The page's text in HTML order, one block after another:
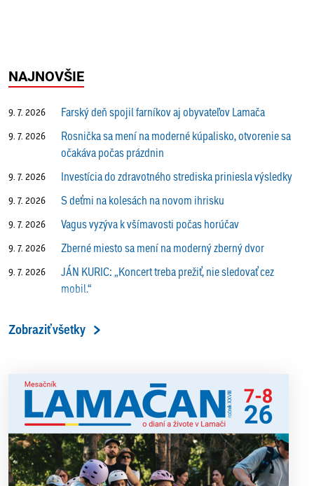
NAJNOVŠIE
9. 7. 2026 Farský deň spojil farníkov aj obyvateľov Lamača
9. 7. 2026
Rosnička sa mení na moderné kúpalisko, otvorenie sa
očakáva počas prázdnin
9. 7. 2026 Investícia do zdravotného strediska priniesla výsledky
9. 7. 2026 S deťmi na kolesách na novom ihrisku
9. 7. 2026 Vagus vyzýva k všímavosti počas horúčav
9. 7. 2026 Zberné miesto sa mení na moderný zberný dvor
9. 7. 2026
JÁN KURIC: „Koncert treba prežiť, nie sledovať cez
mobil.“
9. 7. 2026
ALENA PETÁKOVÁ: „Splnila som si všetko, čo som si
výborný šach aj príjemnú komunitnú atmosféru
Zobraziť všetky